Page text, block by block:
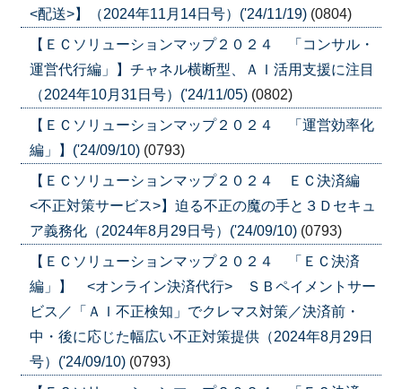
<配送>】（2024年11月14日号）('24/11/19) (0804)
【ＥＣソリューションマップ２０２４ 「コンサル・
運営代行編」】チャネル横断型、ＡＩ活用支援に注目
（2024年10月31日号）('24/11/05) (0802)
【ＥＣソリューションマップ２０２４ 「運営効率化
編」】('24/09/10) (0793)
【ＥＣソリューションマップ２０２４ ＥＣ決済編
<不正対策サービス>】迫る不正の魔の手と３Ｄセキュ
ア義務化（2024年8月29日号）('24/09/10) (0793)
【ＥＣソリューションマップ２０２４ 「ＥＣ決済
編」】 <オンライン決済代行> ＳＢペイメントサー
ビス／「ＡＩ不正検知」でクレマス対策／決済前・
中・後に応じた幅広い不正対策提供（2024年8月29日
号）('24/09/10) (0793)